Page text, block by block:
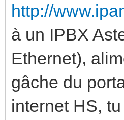
http://
à un IPBX
Ethernet),
gâche du
internet HS,